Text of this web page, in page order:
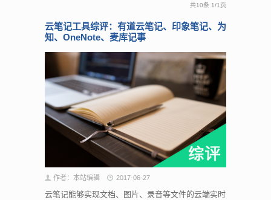
共10条 1/1页
云笔记工具综评：有道云笔记、印象笔记、为
知、OneNote、麦库记事
作者：本站编辑 2017-06-27
云笔记能够实现文档、图片、录音等文件的云端实时